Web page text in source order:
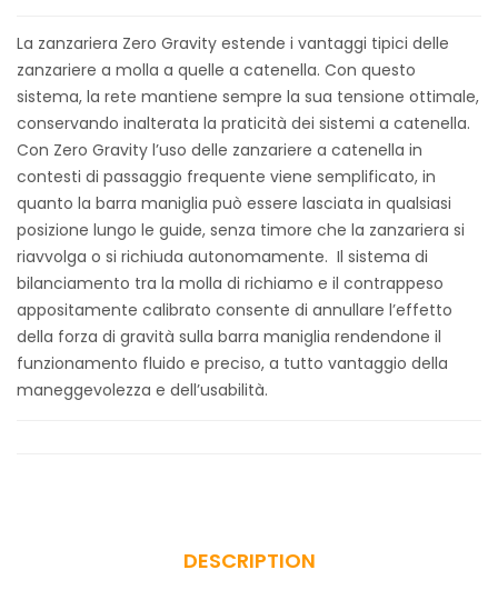
La zanzariera Zero Gravity estende i vantaggi tipici delle
zanzariere a molla a quelle a catenella. Con questo
sistema, la rete mantiene sempre la sua tensione ottimale,
conservando inalterata la praticità dei sistemi a catenella.
Con Zero Gravity l’uso delle zanzariere a catenella in
contesti di passaggio frequente viene semplificato, in
quanto la barra maniglia può essere lasciata in qualsiasi
posizione lungo le guide, senza timore che la zanzariera si
riavvolga o si richiuda autonomamente. Il sistema di
bilanciamento tra la molla di richiamo e il contrappeso
appositamente calibrato consente di annullare l’effetto
della forza di gravità sulla barra maniglia rendendone il
funzionamento fluido e preciso, a tutto vantaggio della
maneggevolezza e dell’usabilità.
DESCRIPTION